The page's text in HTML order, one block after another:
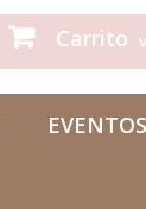
Carrito
EVENTOS